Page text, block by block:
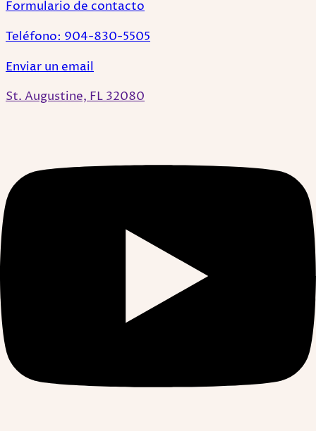
Formulario de contacto
Teléfono: 904-830-5505
Enviar un email
St. Augustine, FL 32080